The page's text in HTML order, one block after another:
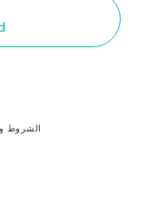
الشروط